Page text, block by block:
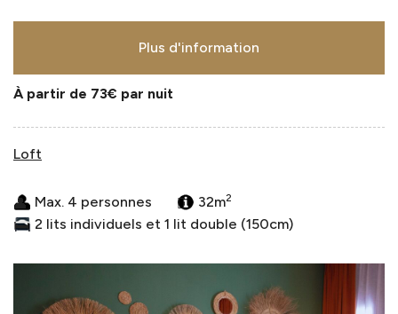
Plus d'information
À partir de 73€ par nuit
Loft
Max. 4 personnes 32m2
2 lits individuels et 1 lit double (150cm)